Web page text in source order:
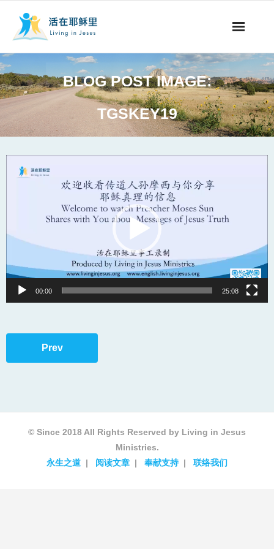
视听节目
阅读文章
永生之道
奉献支持
其他语言
BLOG POST IMAGE:
TGSKEY19
Player
00:00 25:08
Prev
© Since 2018 All Rights Reserved by Living in Jesus
Ministries.
永生之道
阅读文章 奉献支持 联络我们